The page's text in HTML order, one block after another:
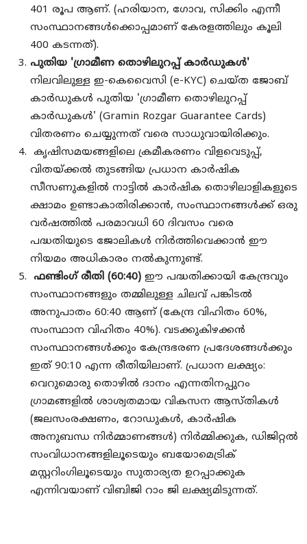
401 രൂപ ആണ്. (ഹരിയാന, ഗോവ, സിക്കിം എന്നീ
സംസ്ഥാനങ്ങൾക്കൊപ്പമാണ് കേരളത്തിലും കൂലി
400 കടന്നത്).
പുതിയ 'ഗ്രാമീണ തൊഴിലുറപ്പ് കാർഡുകൾ'
നിലവിലുള്ള ഇ-കെവൈസി (e-KYC) ചെയ്ത ജോബ്
കാർഡുകൾ പുതിയ 'ഗ്രാമീണ തൊഴിലുറപ്പ്
കാർഡുകൾ' (Gramin Rozgar Guarantee Cards)
വിതരണം ചെയ്യുന്നത് വരെ സാധുവായിരിക്കും.
കൃഷിസമയങ്ങളിലെ ക്രമീകരണം വിളവെടുപ്പ്,
വിതയ്ക്കൽ തുടങ്ങിയ പ്രധാന കാർഷിക
സീസണുകളിൽ നാട്ടിൽ കാർഷിക തൊഴിലാളികളുടെ
ക്ഷാമം ഉണ്ടാകാതിരിക്കാൻ, സംസ്ഥാനങ്ങൾക്ക് ഒരു
വർഷത്തിൽ പരമാവധി 60 ദിവസം വരെ
പദ്ധതിയുടെ ജോലികൾ നിർത്തിവെക്കാൻ ഈ
നിയമം അധികാരം നൽകുന്നുണ്ട്.
ഫണ്ടിംഗ് രീതി (60:40) ഈ പദ്ധതിക്കായി കേന്ദ്രവും
സംസ്ഥാനങ്ങളും തമ്മിലുള്ള ചിലവ് പങ്കിടൽ
അനുപാതം 60:40 ആണ് (കേന്ദ്ര വിഹിതം 60%,
സംസ്ഥാന വിഹിതം 40%). വടക്കുകിഴക്കൻ
സംസ്ഥാനങ്ങൾക്കും കേന്ദ്രഭരണ പ്രദേശങ്ങൾക്കും
ഇത് 90:10 എന്ന രീതിയിലാണ്. പ്രധാന ലക്ഷ്യം:
വെറുമൊരു തൊഴിൽ ദാനം എന്നതിനപ്പുറം
ഗ്രാമങ്ങളിൽ ശാശ്വതമായ വികസന ആസ്തികൾ
(ജലസംരക്ഷണം, റോഡുകൾ, കാർഷിക
അനുബന്ധ നിർമ്മാണങ്ങൾ) നിർമ്മിക്കുക, ഡിജിറ്റൽ
സംവിധാനങ്ങളിലൂടെയും ബയോമെട്രിക്
മസ്റ്ററിംഗിലൂടെയും സുതാര്യത ഉറപ്പാക്കുക
എന്നിവയാണ് വിബിജി റാം ജി ലക്ഷ്യമിടുന്നത്.